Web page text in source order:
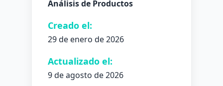
Análisis de Productos
Creado el:
29 de enero de 2026
Actualizado el:
9 de agosto de 2026